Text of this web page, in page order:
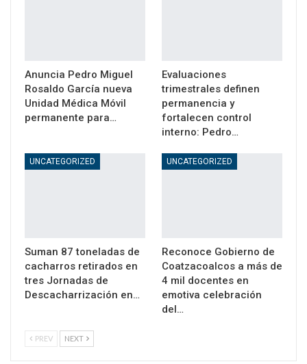
Anuncia Pedro Miguel
Rosaldo García nueva
Unidad Médica Móvil
permanente para…
Evaluaciones
trimestrales definen
permanencia y
fortalecen control
interno: Pedro…
UNCATEGORIZED
Suman 87 toneladas de
cacharros retirados en
tres Jornadas de
Descacharrización en…
UNCATEGORIZED
Reconoce Gobierno de
Coatzacoalcos a más de
4 mil docentes en
emotiva celebración
del…
PREV NEXT